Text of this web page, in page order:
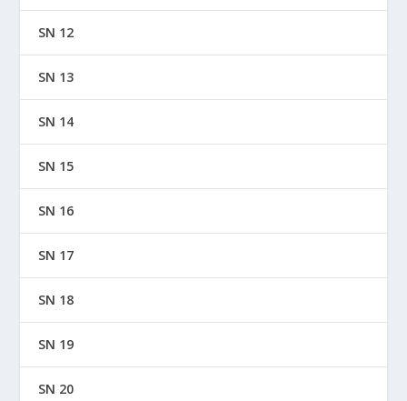
SN 12
SN 13
SN 14
SN 15
SN 16
SN 17
SN 18
SN 19
SN 20